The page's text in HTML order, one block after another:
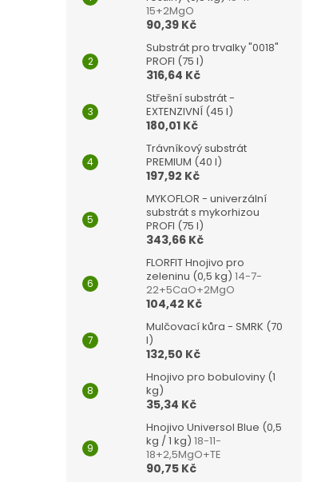
15+2MgO
90,39 Kč
Substrát pro trvalky "0018"
PROFI (75 l)
316,64 Kč
Střešní substrát -
EXTENZIVNÍ (45 l)
180,01 Kč
Trávníkový substrát
PREMIUM (40 l)
197,92 Kč
MYKOFLOR - univerzální
substrát s mykorhizou
PROFI (75 l)
343,66 Kč
FLORFIT Hnojivo pro
zeleninu (0,5 kg) 14-7-
22+5CaO+2MgO
104,42 Kč
Mulčovací kůra - SMRK (70
l)
132,50 Kč
Hnojivo pro bobuloviny (1
kg)
35,34 Kč
Hnojivo Universol Blue (0,5
kg / 1 kg) 18-11-
18+2,5MgO+TE
90,75 Kč